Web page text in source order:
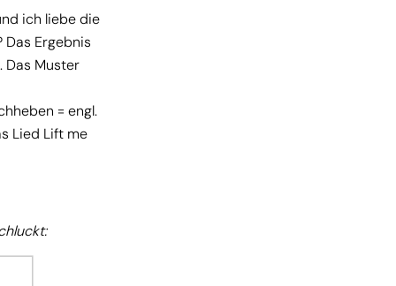
ich liebe die
Ergebnis
Das Muster
= engl.
Lied Lift me